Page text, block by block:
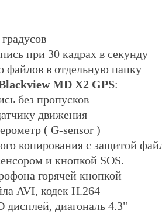
при 30 кадрах в секунду
файлов в отдельную папку
MD X2 GPS:
без пропусков
движения
( G-sensor )
копирования с защитой
и кнопкой SOS.
горячей кнопкой
AVI, кодек H.264
дисплей, диагональ 4.3"